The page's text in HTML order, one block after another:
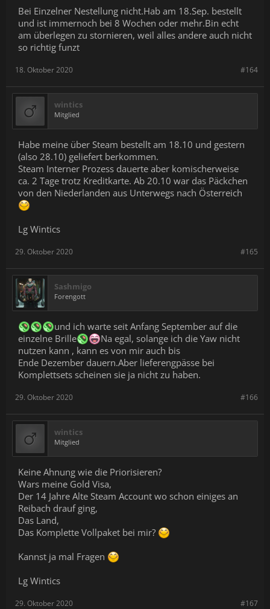
Bei Einzelner Nestellung nicht.Hab am 18.Sep. bestellt
und ist immernoch bei 8 Wochen oder mehr.Bin echt
am überlegen zu stornieren, weil alles andere auch nicht
so richtig funzt
#164
18. Oktober 2020
wintics
Mitglied
Habe meine über Steam bestellt am 18.10 und gestern
(also 28.10) geliefert berkommen.
Steam Interner Prozess dauerte aber komischerweise
ca. 2 Tage trotz Kreditkarte. Ab 20.10 war das Päckchen
von den Niederlanden aus Unterwegs nach Österreich
Lg Wintics
#165
29. Oktober 2020
Sashmigo
Forengott
und ich warte seit Anfang September auf die
einzelne Brille
Na egal, solange ich die Yaw nicht
nutzen kann , kann es von mir auch bis
Ende Dezember dauern.Aber lieferengpässe bei
Komplettsets scheinen sie ja nicht zu haben.
#166
29. Oktober 2020
wintics
Mitglied
Keine Ahnung wie die Priorisieren?
Wars meine Gold Visa,
Der 14 Jahre Alte Steam Account wo schon einiges an
Reibach drauf ging,
Das Land,
Das Komplette Vollpaket bei mir?
Kannst ja mal Fragen
Lg Wintics
#167
29. Oktober 2020